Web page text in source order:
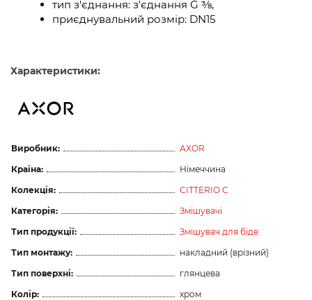
тип з'єднання: з'єднання G ⅜,
приєднувальний розмір: DN15
Характеристики:
Виробник:
AXOR
Країна:
Німеччина
Колекція:
CITTERIO C
Категорія:
Змішувачі
Тип продукції:
Змішувач для біде
Тип монтажу:
накладний (врізний)
Тип поверхні:
глянцева
Колір:
хром